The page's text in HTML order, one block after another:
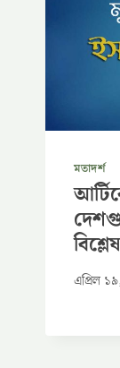
মতাদর্শ
এপ্রিল